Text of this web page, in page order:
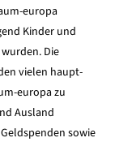
europa
Kinder und
Die
vielen haupt-
europa zu
Ausland
sowie